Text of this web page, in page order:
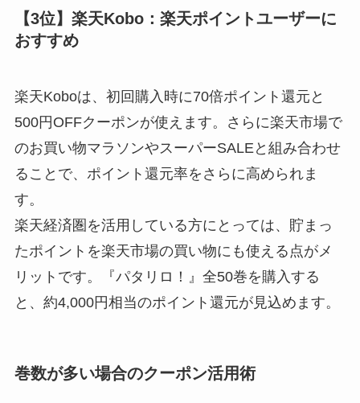
【3位】楽天Kobo：楽天ポイントユーザーに
おすすめ
楽天Koboは、初回購入時に70倍ポイント還元と
500円OFFクーポンが使えます。さらに楽天市場で
のお買い物マラソンやスーパーSALEと組み合わせ
ることで、ポイント還元率をさらに高められま
す。
楽天経済圏を活用している方にとっては、貯まっ
たポイントを楽天市場の買い物にも使える点がメ
リットです。『パタリロ！』全50巻を購入する
と、約4,000円相当のポイント還元が見込めます。
巻数が多い場合のクーポン活用術